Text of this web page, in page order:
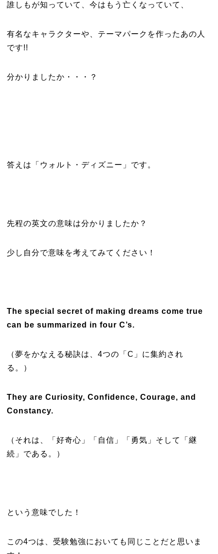
誰しもが知っていて、今はもう亡くなっていて、
有名なキャラクターや、テーマパークを作ったあの人
です!!
分かりましたか・・・？
答えは「ウォルト・ディズニー」です。
先程の英文の意味は分かりましたか？
少し自分で意味を考えてみてください！
The special secret of making dreams come true
can be summarized in four C’s.
（夢をかなえる秘訣は、4つの「C」に集約され
る。）
They are Curiosity, Confidence, Courage, and
Constancy.
（それは、「好奇心」「自信」「勇気」そして「継
続」である。）
という意味でした！
この4つは、受験勉強においても同じことだと思いま